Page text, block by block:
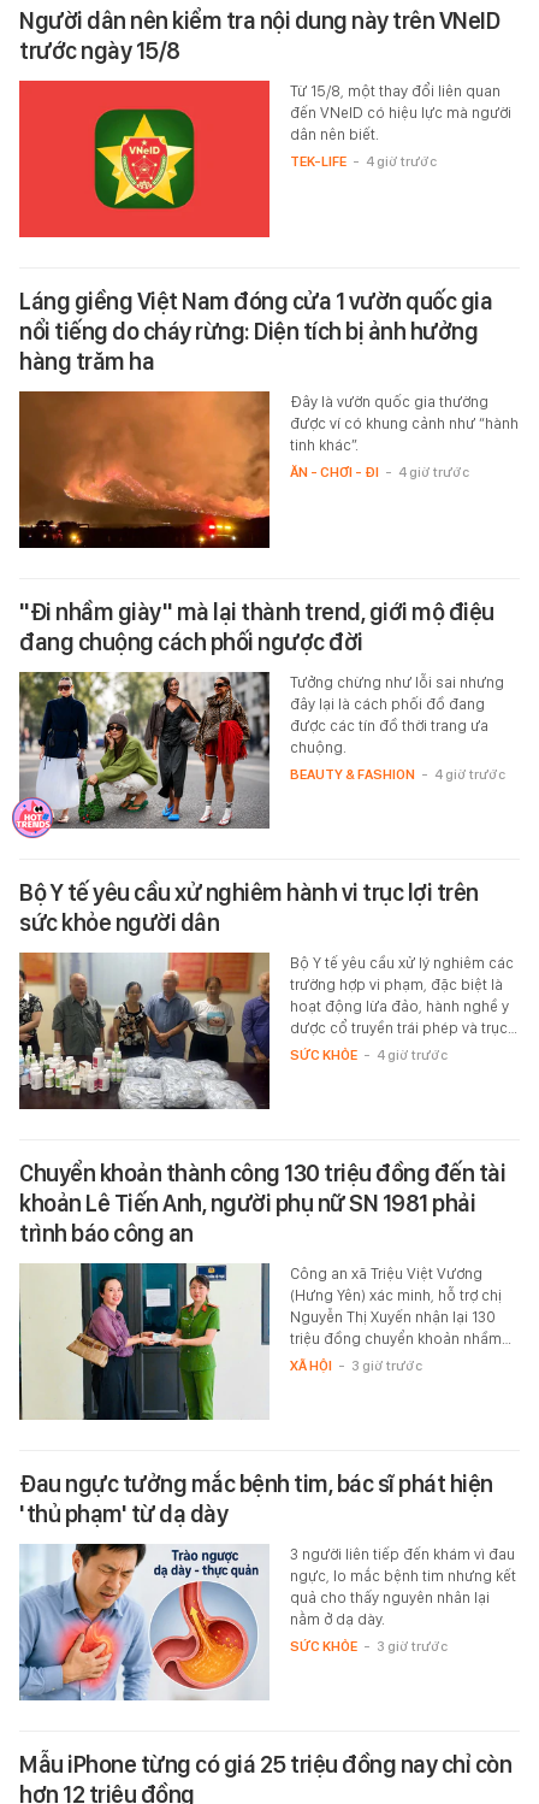
Người dân nên kiểm tra nội dung này trên VNeID
trước ngày 15/8
Từ 15/8, một thay đổi liên quan
đến VNeID có hiệu lực mà người
dân nên biết.
TEK-LIFE - 4 giờ trước
Láng giềng Việt Nam đóng cửa 1 vườn quốc gia
nổi tiếng do cháy rừng: Diện tích bị ảnh hưởng
hàng trăm ha
Đây là vườn quốc gia thường
được ví có khung cảnh như “hành
tinh khác”.
ĂN - CHƠI - ĐI - 4 giờ trước
"Đi nhầm giày" mà lại thành trend, giới mộ điệu
đang chuộng cách phối ngược đời
Tưởng chừng như lỗi sai nhưng
đây lại là cách phối đồ đang
được các tín đồ thời trang ưa
chuộng.
BEAUTY & FASHION - 4 giờ trước
Bộ Y tế yêu cầu xử nghiêm hành vi trục lợi trên
sức khỏe người dân
Bộ Y tế yêu cầu xử lý nghiêm các
trường hợp vi phạm, đặc biệt là
hoạt động lừa đảo, hành nghề y
dược cổ truyền trái phép và trục…
SỨC KHỎE - 4 giờ trước
Chuyển khoản thành công 130 triệu đồng đến tài
khoản Lê Tiến Anh, người phụ nữ SN 1981 phải
trình báo công an
Công an xã Triệu Việt Vương
(Hưng Yên) xác minh, hỗ trợ chị
Nguyễn Thị Xuyến nhận lại 130
triệu đồng chuyển khoản nhầm…
XÃ HỘI - 3 giờ trước
Đau ngực tưởng mắc bệnh tim, bác sĩ phát hiện
'thủ phạm' từ dạ dày
3 người liên tiếp đến khám vì đau
ngực, lo mắc bệnh tim nhưng kết
quả cho thấy nguyên nhân lại
nằm ở dạ dày.
SỨC KHỎE - 3 giờ trước
Mẫu iPhone từng có giá 25 triệu đồng nay chỉ còn
hơn 12 triệu đồng